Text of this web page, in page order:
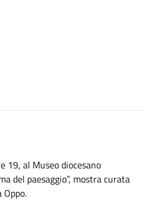
19, al Museo diocesano
del paesaggio”, mostra curata